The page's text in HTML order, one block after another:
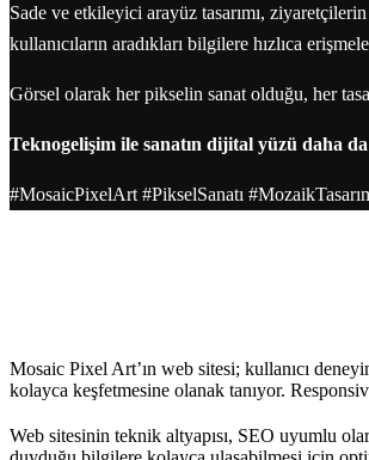
Sade ve etkileyici arayüz tasarımı,
kullanıcıların aradıkları bilgilere hızlıca
Görsel olarak her pikselin sanat olduğu, her
Teknogelişim ile sanatın dijital yüzü daha
#MosaicPixelArt #PikselSanatı
Mosaic Pixel Art’ın web sitesi; kullanıcı
kolayca keşfetmesine olanak tanıyor.
Web sitesinin teknik altyapısı, SEO uyumlu